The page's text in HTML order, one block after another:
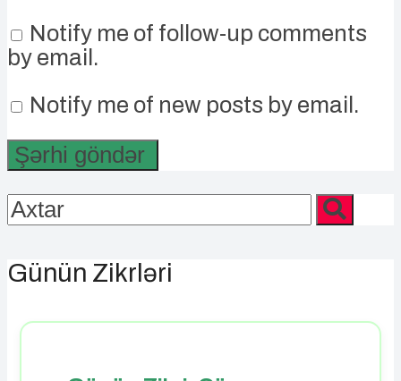
Notify me of follow-up comments
by email.
Notify me of new posts by email.
Günün Zikrləri